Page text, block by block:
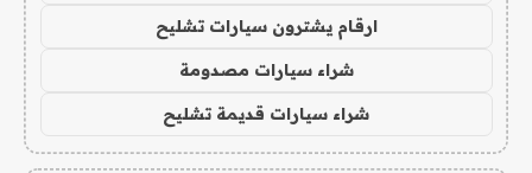
ارقام يشترون سيارات تشليح
شراء سيارات مصدومة
شراء سيارات قديمة تشليح